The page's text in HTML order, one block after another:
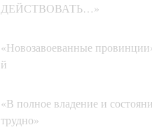
ДЕЙСТВОВАТЬ…»
«Новозавоеванные
й
«В полное владение и
трудно»